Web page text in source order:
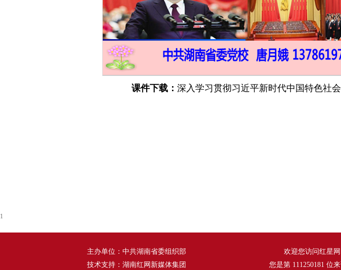
课件下载： 深入学习贯彻习近平新时代中国特色社
1
主办单位：中共湖南省委组织部
技术支持：湖南红网新媒体集团
欢迎您访问红星网
您是第 111250181 位